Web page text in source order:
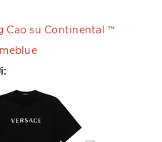
Cao su Continental ™